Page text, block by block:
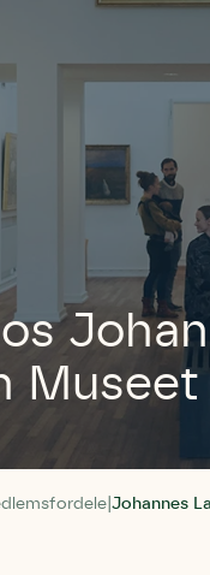
Museet
Johannes